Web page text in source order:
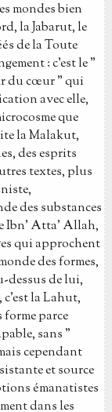
mondes bien
la Jabarut, le
de la Toute
: c'est le "
du cœur " qui
avec elle,
que
la Malakut,
des esprits
textes, plus
des substances
Ibn' Atta' Allah,
qui approchent
des formes,
dessus de lui,
la Lahut,
forme parce
sans "
cependant
et source
émanatistes
dans les